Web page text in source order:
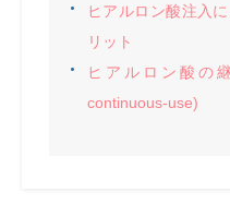
ヒアルロン酸注入
リット
ヒアルロン酸の
continuous-use)